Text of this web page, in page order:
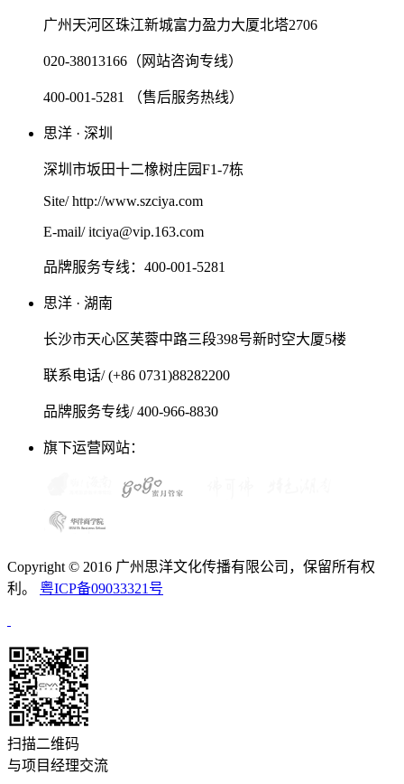
广州天河区珠江新城富力盈力大厦北塔2706
020-38013166（网站咨询专线）
400-001-5281 （售后服务热线）
思洋 · 深圳
深圳市坂田十二橡树庄园F1-7栋
Site/ http://www.szciya.com
E-mail/ itciya@vip.163.com
品牌服务专线：400-001-5281
思洋 · 湖南
长沙市天心区芙蓉中路三段398号新时空大厦5楼
联系电话/ (+86 0731)88282200
品牌服务专线/ 400-966-8830
旗下运营网站：
Copyright © 2016 广州思洋文化传播有限公司，保留所有权
利。 粤ICP备09033321号
扫描二维码
与项目经理交流